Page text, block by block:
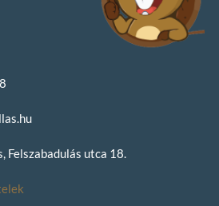
Felszabadulás utca 18.